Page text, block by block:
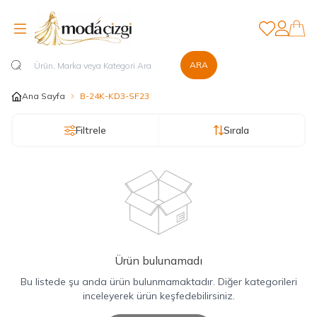
ARA
Hesabım
Favorilerim
Ana Sayfa B-24K-KD3-SF23
Filtrele Sırala
Ürün bulunamadı
Bu listede şu anda ürün bulunmamaktadır. Diğer kategorileri
inceleyerek ürün keşfedebilirsiniz.